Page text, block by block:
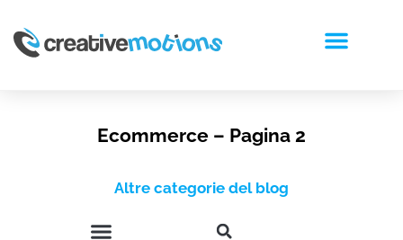
Ecommerce – Pagina 2
Altre categorie del blog